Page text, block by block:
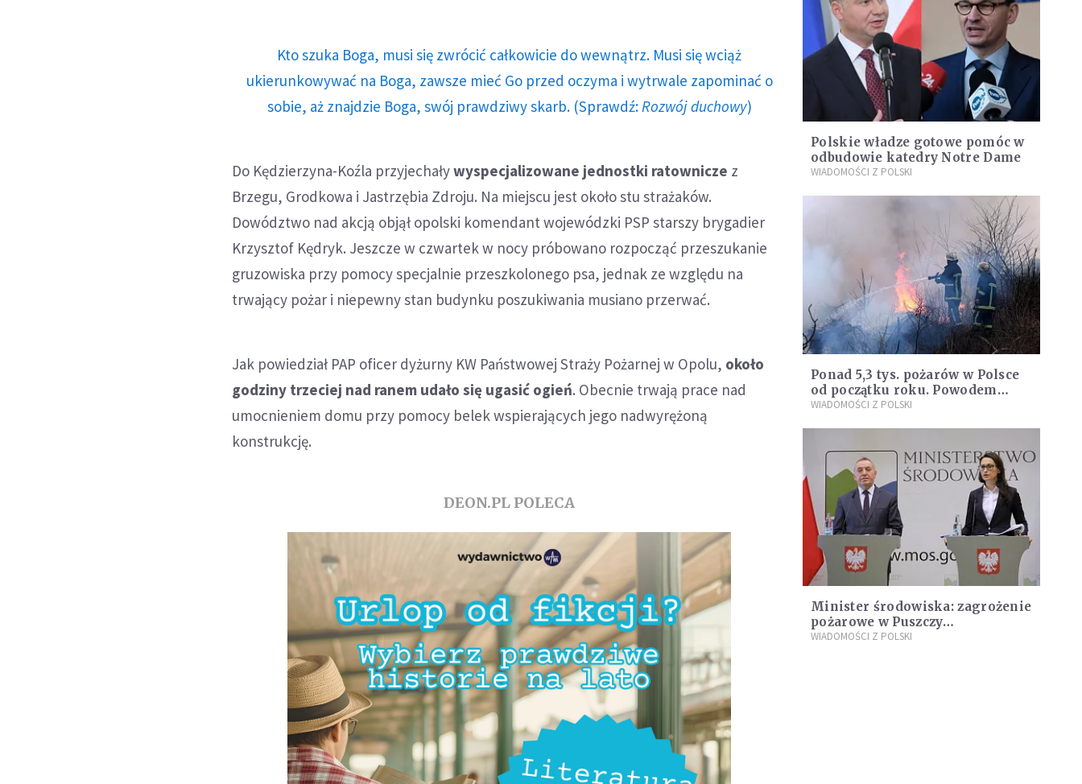
Kto szuka Boga, musi się zwrócić całkowicie do wewnątrz. Musi się wciąż
ukierunkowywać na Boga, zawsze mieć Go przed oczyma i wytrwale zapominać o
sobie, aż znajdzie Boga, swój prawdziwy skarb. (Sprawdź: Rozwój duchowy)
Do Kędzierzyna-Koźla przyjechaływyspecjalizowane jednostki ratownicze z
Brzegu, Grodkowa i Jastrzębia Zdroju. Na miejscu jest około stu strażaków.
Dowództwo nad akcją objął opolski komendant wojewódzki PSP starszy brygadier
Krzysztof Kędryk. Jeszcze w czwartek w nocy próbowano rozpocząć przeszukanie
gruzowiska przy pomocy specjalnie przeszkolonego psa, jednak ze względu na
trwający pożar i niepewny stan budynku poszukiwania musiano przerwać.
Jak powiedział PAP oficer dyżurny KW Państwowej Straży Pożarnej w Opolu, około
godziny trzeciej nad ranem udało się ugasić ogień. Obecnie trwają prace nad
umocnieniem domu przy pomocy belek wspierających jego nadwyrężoną
konstrukcję.
DEON.PL POLECA
Polskie władze gotowe pomóc w
odbudowie katedry Notre Dame
WIADOMOŚCI Z POLSKI
Ponad 5,3 tys. pożarów w Polsce
od początku roku. Powodem
coraz wyższe temperatury
WIADOMOŚCI Z POLSKI
Minister środowiska: zagrożenie
pożarowe w Puszczy
białowieskiej jest ogromne;
WIADOMOŚCI Z POLSKI